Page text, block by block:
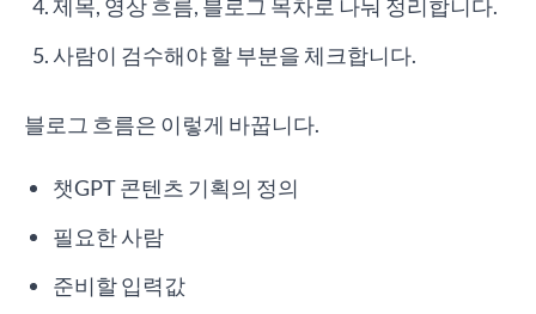
제목, 영상 흐름, 블로그 목차로 나눠 정리합니다.
사람이 검수해야 할 부분을 체크합니다.
블로그 흐름은 이렇게 바꿉니다.
챗GPT 콘텐츠 기획의 정의
필요한 사람
준비할 입력값